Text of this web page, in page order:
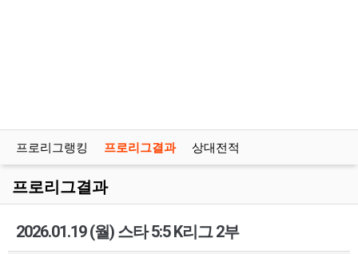
프로리그랭킹 프로리그결과 상대전적
프로리그결과
2026.01.19 (월) 스타 5:5 K리그 2부